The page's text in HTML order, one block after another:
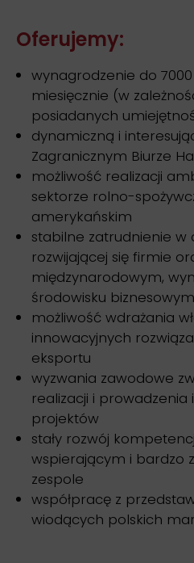
Oferujemy:
wynagrodzenie do
miesięcznie (w
posiadanych
dynamiczną i
Zagranicznym Biurze
możliwość realizacji
sektorze rolno-
amerykańskim
stabilne zatrudnienie w
rozwijającej się firmie
międzynarodowym,
środowisku biznesowym
możliwość wdrażania
innowacyjnych
eksportu
wyzwania zawodowe
realizacji i prowadzenia
projektów
stały rozwój
wspierającym i bardzo
zespole
współpracę z
wiodących polskich